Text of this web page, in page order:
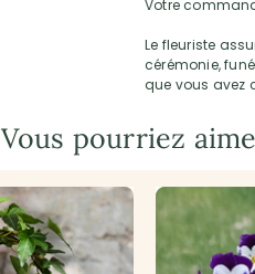
Votre
Le fleuriste
cérémonie,
que vous avez
Vous pourriez